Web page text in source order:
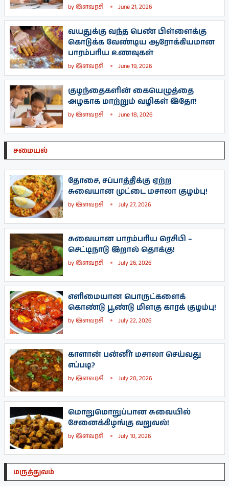
byஇளவரசி June 21, 2026
வயதுக்கு வந்த பெண் பிள்ளைக்கு
கொடுக்க வேண்டிய ஆரோக்கியமான
பாரம்பரிய உணவுகள்
byஇளவரசி June 19, 2026
குழந்தைகளின் கையெழுத்தை
அழகாக மாற்றும் வழிகள் இதோ!
byஇளவரசி June 18, 2026
சமையல்
தோசை, சப்பாத்திக்கு ஏற்ற
சுவையான முட்டை மசாலா குழம்பு!
byஇளவரசி July 27, 2026
சுவையான பாரம்பரிய ரெசிபி –
செட்டிநாடு இறால் தொக்கு!
byஇளவரசி July 26, 2026
எளிமையான பொருட்களைக்
கொண்டு பூண்டு மிளகு காரக் குழம்பு!
byஇளவரசி July 22, 2026
காளான் பன்னீர் மசாலா செய்வது
எப்படி?
byஇளவரசி July 20, 2026
மொறுமொறுப்பான சுவையில்
சேனைக்கிழங்கு வறுவல்!
byஇளவரசி July 10, 2026
மருத்துவம்